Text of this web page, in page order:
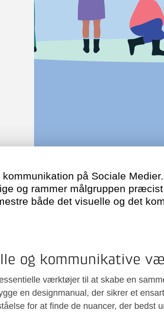
på Sociale
og rammer målgruppen
både det visuelle og det
og kommunikative
værktøjer til at skabe en
en designmanual, der sikrer et
for at finde de nuancer, der bedst